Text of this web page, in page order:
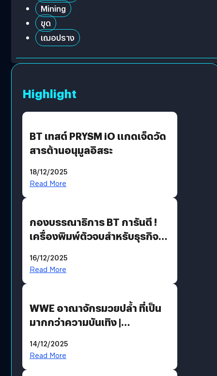
Mining
ขุด
เฌอปราง
Highlight
BT เทสต์ PRYSM iO แกดเจ็ดวัด
สารต้านอนุมูลอิสระ
18/12/2025
Read More
กองบรรณาธิการ BT การันตี !
เครื่องพิมพ์ตัวจบสำหรับธุรกิจ
16/12/2025
Read More
WWE อาณาจักรมวยปล้ำ ที่เป็น
มากกว่าความบันเทิง |
14/12/2025
Read More